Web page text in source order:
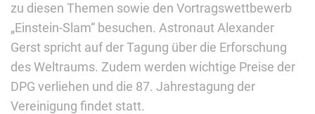
zu diesen Themen sowie den Vortragswettbewerb
„Einstein-Slam“ besuchen. Astronaut Alexander
Gerst spricht auf der Tagung über die Erforschung
des Weltraums. Zudem werden wichtige Preise der
DPG verliehen und die 87. Jahrestagung der
Vereinigung findet statt.